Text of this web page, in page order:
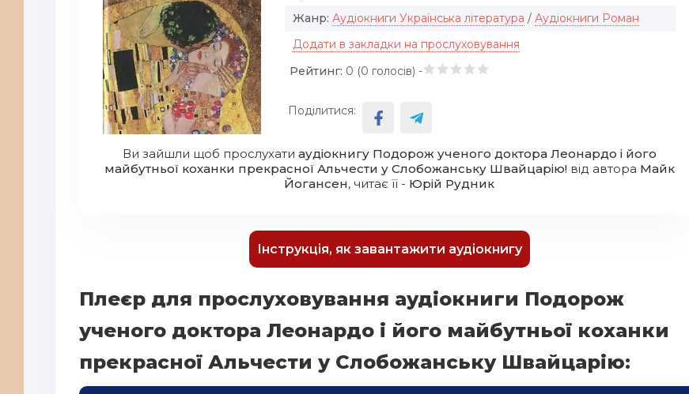
Жанр: Аудіокниги Українська література / Аудіокниги Роман
Додати в закладки на прослуховування
Рейтинг: 0 (0 голосів) -
Поділитися:
Ви зайшли щоб прослухати аудіокнигу Подорож ученого доктора Леонардо і його
майбутньої коханки прекрасної Альчести у Слобожанську Швайцарію!від автора Майк
Йогансен, читає її - Юрiй Рудник
Інструкція, як завантажити аудіокнигу
Плеєр для прослуховування аудіокниги Подорож
ученого доктора Леонардо і його майбутньої коханки
прекрасної Альчести у Слобожанську Швайцарію: